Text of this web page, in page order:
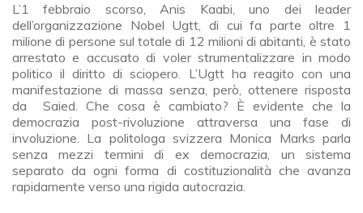
L’1 febbraio scorso, Anis Kaabi, uno dei leader
dell’organizzazione Nobel Ugtt, di cui fa parte oltre 1
milione di persone sul totale di 12 milioni di abitanti, è stato
arrestato e accusato di voler strumentalizzare in modo
politico il diritto di sciopero. L’Ugtt ha reagito con una
manifestazione di massa senza, però, ottenere risposta
da Saied. Che cosa è cambiato? È evidente che la
democrazia post-rivoluzione attraversa una fase di
involuzione. La politologa svizzera Monica Marks parla
senza mezzi termini di ex democrazia, un sistema
separato da ogni forma di costituzionalità che avanza
rapidamente verso una rigida autocrazia.